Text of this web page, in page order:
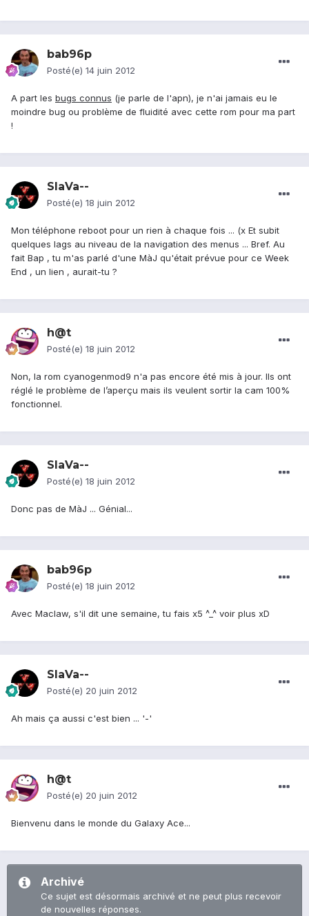
bab96p
Posté(e) 14 juin 2012
A part les bugs connus (je parle de l'apn), je n'ai jamais eu le
moindre bug ou problème de fluidité avec cette rom pour ma part
!
SlaVa--
Posté(e) 18 juin 2012
Mon téléphone reboot pour un rien à chaque fois ... (x Et subit
quelques lags au niveau de la navigation des menus ... Bref. Au
fait Bap , tu m'as parlé d'une MàJ qu'était prévue pour ce Week
End , un lien , aurait-tu ?
h@t
Posté(e) 18 juin 2012
Non, la rom cyanogenmod9 n'a pas encore été mis à jour. Ils ont
réglé le problème de l’aperçu mais ils veulent sortir la cam 100%
fonctionnel.
SlaVa--
Posté(e) 18 juin 2012
Donc pas de MàJ ... Génial...
bab96p
Posté(e) 18 juin 2012
Avec Maclaw, s'il dit une semaine, tu fais x5 ^_^ voir plus xD
SlaVa--
Posté(e) 20 juin 2012
Ah mais ça aussi c'est bien ... '-'
h@t
Posté(e) 20 juin 2012
Bienvenu dans le monde du Galaxy Ace...
Archivé
Ce sujet est désormais archivé et ne peut plus recevoir
de nouvelles réponses.